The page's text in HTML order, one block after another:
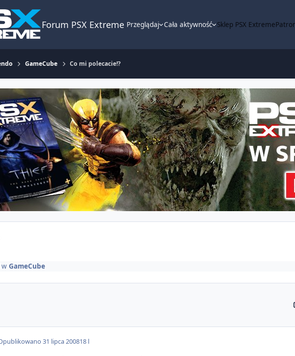
Forum PSX Extreme Przeglądaj Cała aktywność Sklep PSX Extreme
GameCube Co mi polecacie!?
wGameCube
31 lipca 200818 l